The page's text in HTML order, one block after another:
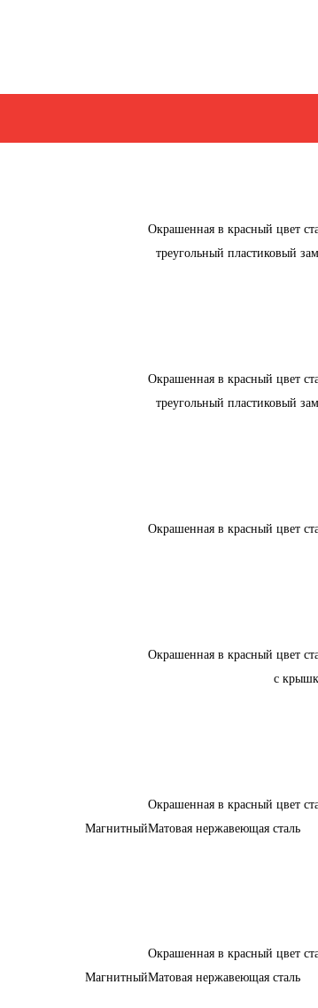
Окрашенная в красный цвет
треугольный пластиковый
Окрашенная в красный цвет
треугольный пластиковый
Окрашенная в красный цвет
Окрашенная в красный цвет
с
Окрашенная в красный цвет
Матовая нержавеющая сталь
Магнитный
Окрашенная в красный цвет
Матовая нержавеющая сталь
Магнитный